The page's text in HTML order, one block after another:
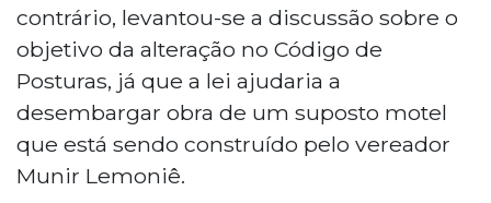
contrário, levantou-se a discussão sobre o
objetivo da alteração no Código de
Posturas, já que a lei ajudaria a
desembargar obra de um suposto motel
que está sendo construído pelo vereador
Munir Lemoniê.